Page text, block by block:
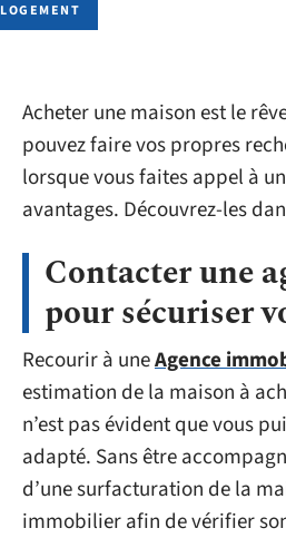
LOGEMENT
Acheter une maison est le
pouvez faire vos propres
lorsque vous faites appel à
avantages. Découvrez-les
Contacter une
pour sécuriser
Recourir à uneAgence
estimation de la maison à
n’est pas évident que vous
adapté. Sans être
d’une surfacturation de la
immobilier afin de vérifier